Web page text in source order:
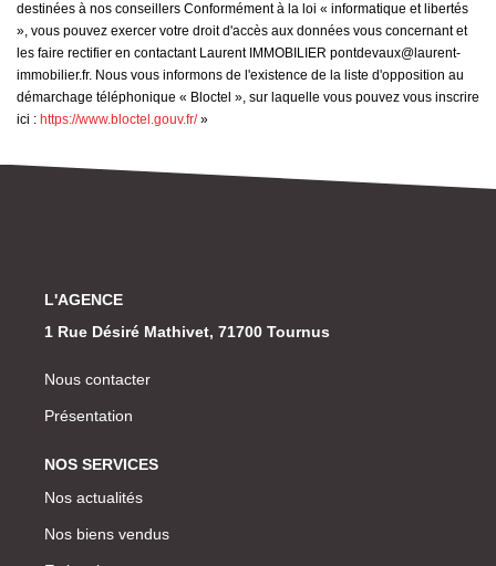
destinées à nos conseillers Conformément à la loi « informatique et libertés
», vous pouvez exercer votre droit d'accès aux données vous concernant et
les faire rectifier en contactant Laurent IMMOBILIER pontdevaux@laurent-
immobilier.fr. Nous vous informons de l'existence de la liste d'opposition au
démarchage téléphonique « Bloctel », sur laquelle vous pouvez vous inscrire
ici : https://www.bloctel.gouv.fr/»
L'AGENCE
1 Rue Désiré Mathivet, 71700 Tournus
Nous contacter
Présentation
NOS SERVICES
Nos actualités
Nos biens vendus